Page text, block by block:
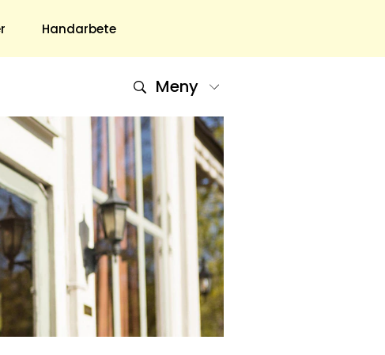
Handarbete
Om Oss
Om Oss & Kontakt
Tidningar Hos Allas.se
Nyhetsbrev
Om Cookies
Integritetspolicy
Skapa Konto
Hantera Preferenser
Meny